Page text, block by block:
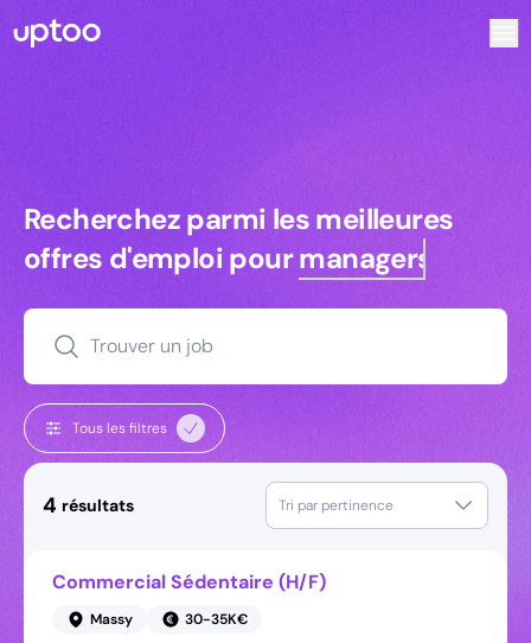
Recherchez parmi les meilleures
Recherchez parmi les meilleures
offres d'emploi pourmanagers
Trouver un job
Tous les filtres
4 résultats Tri par pertinence
Commercial Sédentaire (H/F)
Massy
30-35K€